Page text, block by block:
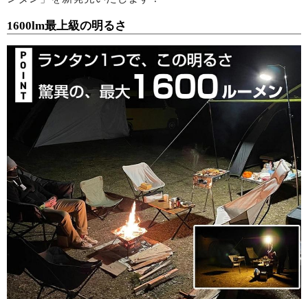
1600lm最上級の明るさ